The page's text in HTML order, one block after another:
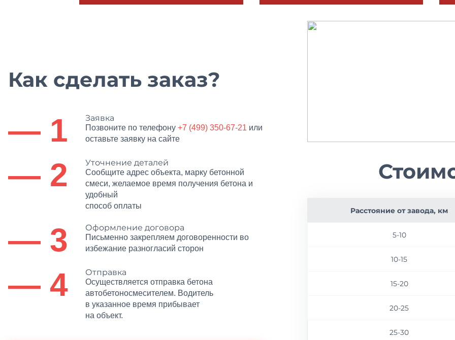
Как сделать заказ?
— 1 Заявка
Позвоните по телефону +7 (499) 350-67-21 или
оставьте заявку на сайте
— 2 Уточнение деталей
Сообщите адрес объекта, марку бетонной
смеси, желаемое время получения бетона и
удобный
способ оплаты
— 3 Оформление договора
Письменно закрепляем договоренности во
избежание разногласий сторон
— 4 Отправка
Осуществляется отправка бетона
автобетоносмесителем. Водитель
в указанное время прибывает
на объект.
Расстояние от завода, км
5-10
10-15
15-20
20-25
25-30